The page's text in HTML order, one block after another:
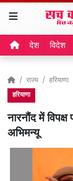
देश विदेश
राज्य हरियाणा
हरियाणा
नारनौंद में
अभिमन्यू